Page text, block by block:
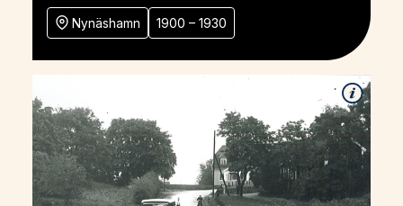
Nynäshamn 1900 – 1930